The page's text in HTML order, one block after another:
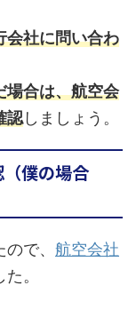
会社に問い合わ
場合は、航空会
認しましょう。
僕の場合
で、 航空会社
。